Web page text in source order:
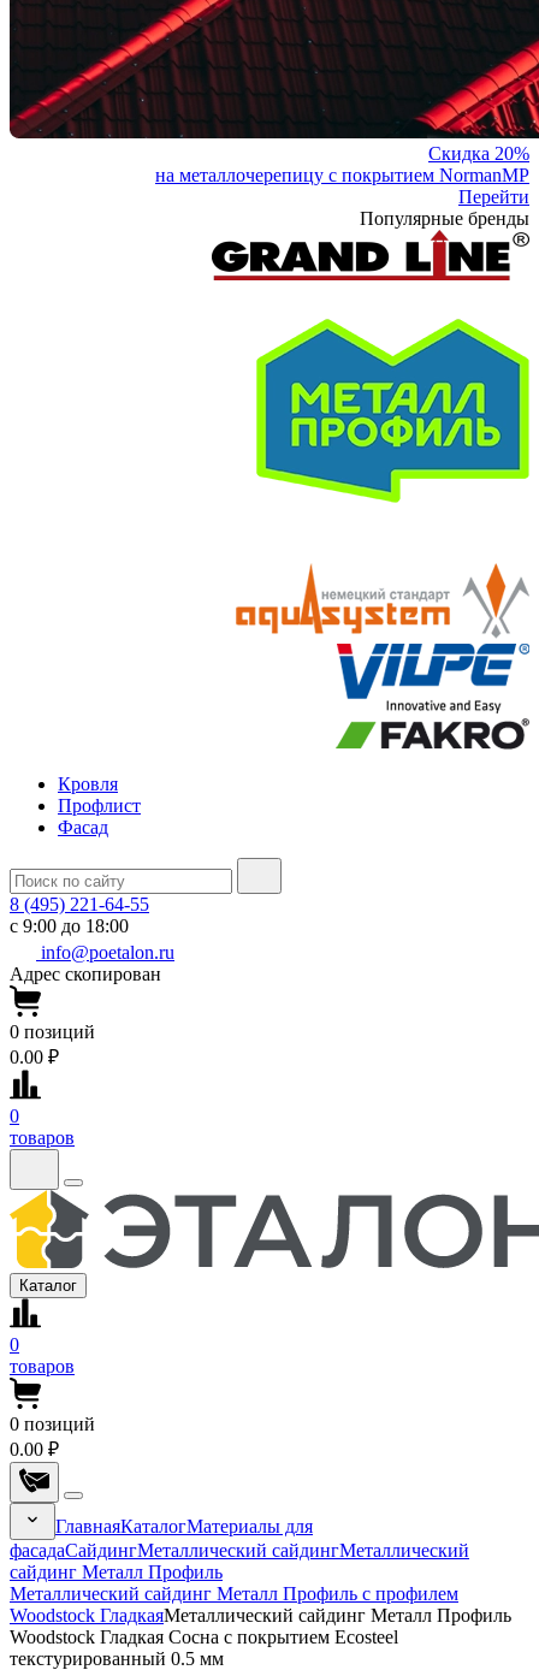
Скидка 20%
на металлочерепицу с покрытием NormanMP
Перейти
Популярные бренды
Кровля
Профлист
Фасад
8 (495) 221-64-55
с 9:00 до 18:00
info@poetalon.ru
Адрес скопирован
0 позиций
0.00 ₽
0
товаров
Каталог
0
товаров
0 позиций
0.00 ₽
ГлавнаяКаталогМатериалы для
фасадаСайдингМеталлический сайдингМеталлический
сайдинг Металл Профиль
Металлический сайдинг Металл Профиль с профилем
Woodstock ГладкаяМеталлический сайдинг Металл Профиль
Woodstock Гладкая Сосна с покрытием Ecosteel
текстурированный 0.5 мм